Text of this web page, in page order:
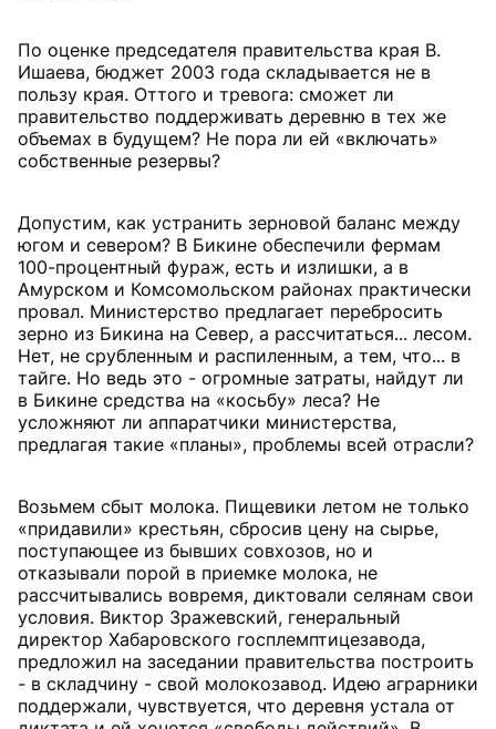
По оценке председателя правительства края В.
Ишаева, бюджет 2003 года складывается не в
пользу края. Оттого и тревога: сможет ли
правительство поддерживать деревню в тех же
объемах в будущем? Не пора ли ей «включать»
собственные резервы?
Допустим, как устранить зерновой баланс между
югом и севером? В Бикине обеспечили фермам
100-процентный фураж, есть и излишки, а в
Амурском и Комсомольском районах практически
провал. Министерство предлагает перебросить
зерно из Бикина на Север, а рассчитаться... лесом.
Нет, не срубленным и распиленным, а тем, что... в
тайге. Но ведь это - огромные затраты, найдут ли
в Бикине средства на «косьбу» леса? Не
усложняют ли аппаратчики министерства,
предлагая такие «планы», проблемы всей отрасли?
Возьмем сбыт молока. Пищевики летом не только
«придавили» крестьян, сбросив цену на сырье,
поступающее из бывших совхозов, но и
отказывали порой в приемке молока, не
рассчитывались вовремя, диктовали селянам свои
условия. Виктор Зражевский, генеральный
директор Хабаровского госплемптицезавода,
предложил на заседании правительства построить
- в складчину - свой молокозавод. Идею аграрники
поддержали, чувствуется, что деревня устала от